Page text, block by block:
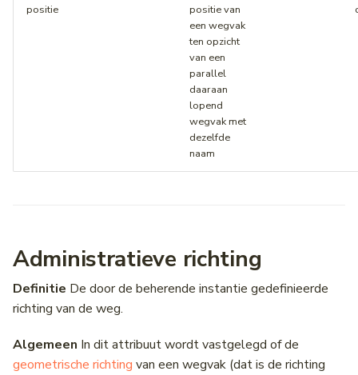
positie
positie van
een wegvak
ten opzicht
van een
parallel
daaraan
lopend
wegvak met
dezelfde
naam
Administratieve richting
Definitie De door de beherende instantie gedefinieerde
richting van de weg.
Algemeen In dit attribuut wordt vastgelegd of de
geometrische richting van een wegvak (dat is de richting